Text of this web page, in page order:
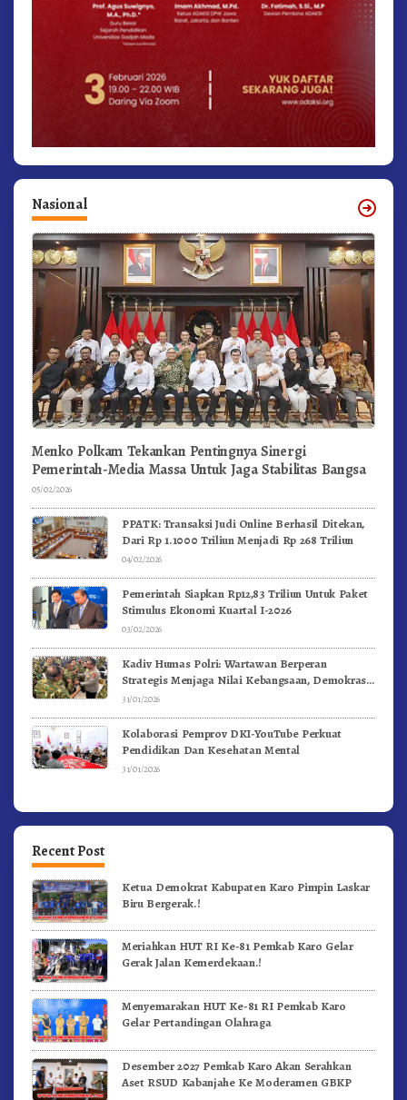
Nasional
Menko Polkam Tekankan Pentingnya Sinergi
Pemerintah-Media Massa Untuk Jaga Stabilitas Bangsa
05/02/2026
PPATK: Transaksi Judi Online Berhasil Ditekan,
Dari Rp 1.1000 Triliun Menjadi Rp 268 Triliun
04/02/2026
Pemerintah Siapkan Rp12,83 Triliun Untuk Paket
Stimulus Ekonomi Kuartal I-2026
03/02/2026
Kadiv Humas Polri: Wartawan Berperan
Strategis Menjaga Nilai Kebangsaan, Demokrasi,
dan NKRI
31/01/2026
Kolaborasi Pemprov DKI-YouTube Perkuat
Pendidikan Dan Kesehatan Mental
31/01/2026
Recent Post
Ketua Demokrat Kabupaten Karo Pimpin Laskar
Biru Bergerak.!
Meriahkan HUT RI Ke-81 Pemkab Karo Gelar
Gerak Jalan Kemerdekaan.!
Menyemarakan HUT Ke-81 RI Pemkab Karo
Gelar Pertandingan Olahraga
Desember 2027 Pemkab Karo Akan Serahkan
Aset RSUD Kabanjahe Ke Moderamen GBKP